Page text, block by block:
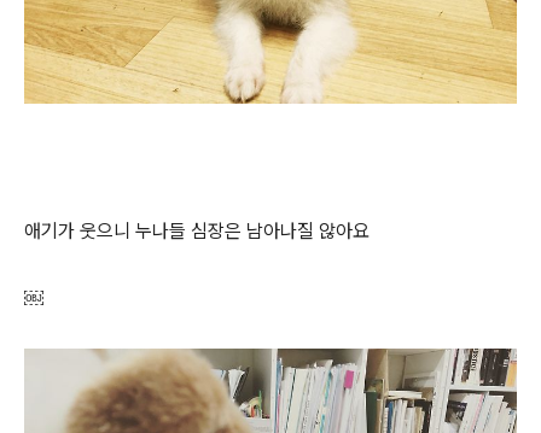
애기가 웃으니 누나들 심장은 남아나질 않아요
￼​